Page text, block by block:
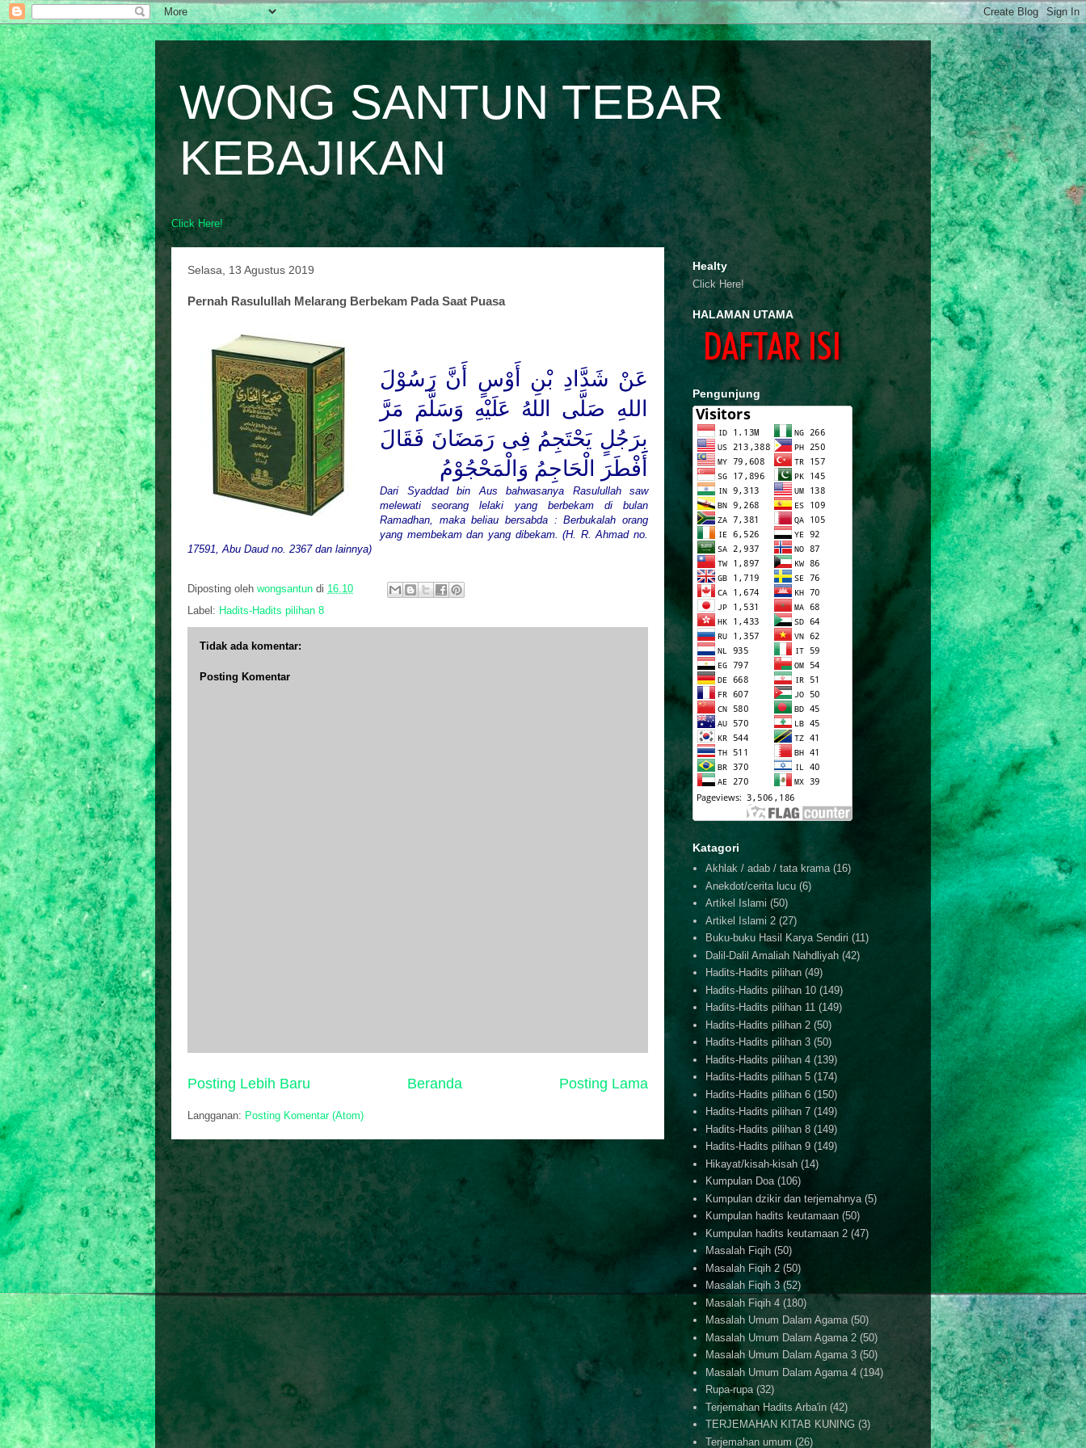
WONG SANTUN TEBAR
KEBAJIKAN
Click Here!
Selasa, 13 Agustus 2019
Pernah Rasulullah Melarang Berbekam Pada Saat Puasa
عَنْ شَدَّادِ بْنِ أَوْسٍ أَنَّ رَسُوْلَ
اللهِ صَلَّى اللهُ عَلَيْهِ وَسَلَّمَ مَرَّ
بِرَجُلٍ يَحْتَجِمُ فِى رَمَضَانَ فَقَالَ
أَفْطَرَ الْحَاجِمُ وَالْمَحْجُوْمُ
Dari Syaddad bin Aus bahwasanya Rasulullah saw
melewati seorang lelaki yang berbekam di bulan
Ramadhan, maka beliau bersabda : Berbukalah orang
yang membekam dan yang dibekam. (H. R. Ahmad no.
17591, Abu Daud no. 2367 dan lainnya)
Diposting oleh wongsantun di 16.10
Label: Hadits-Hadits pilihan 8
Tidak ada komentar:
Posting Komentar
Posting Lebih Baru Posting Lama
Beranda
Langganan: Posting Komentar (Atom)
Healty
Click Here!
HALAMAN UTAMA
Pengunjung
Katagori
Akhlak / adab / tata krama (16)
Anekdot/cerita lucu (6)
Artikel Islami (50)
Artikel Islami 2 (27)
Buku-buku Hasil Karya Sendiri (11)
Dalil-Dalil Amaliah Nahdliyah (42)
Hadits-Hadits pilihan (49)
Hadits-Hadits pilihan 10 (149)
Hadits-Hadits pilihan 11 (149)
Hadits-Hadits pilihan 2 (50)
Hadits-Hadits pilihan 3 (50)
Hadits-Hadits pilihan 4 (139)
Hadits-Hadits pilihan 5 (174)
Hadits-Hadits pilihan 6 (150)
Hadits-Hadits pilihan 7 (149)
Hadits-Hadits pilihan 8 (149)
Hadits-Hadits pilihan 9 (149)
Hikayat/kisah-kisah (14)
Kumpulan Doa (106)
Kumpulan dzikir dan terjemahnya (5)
Kumpulan hadits keutamaan (50)
Kumpulan hadits keutamaan 2 (47)
Masalah Fiqih (50)
Masalah Fiqih 2 (50)
Masalah Fiqih 3 (52)
Masalah Fiqih 4 (180)
Masalah Umum Dalam Agama (50)
Masalah Umum Dalam Agama 2 (50)
Masalah Umum Dalam Agama 3 (50)
Masalah Umum Dalam Agama 4 (194)
Rupa-rupa (32)
Terjemahan Hadits Arba'in (42)
TERJEMAHAN KITAB KUNING (3)
Terjemahan umum (26)